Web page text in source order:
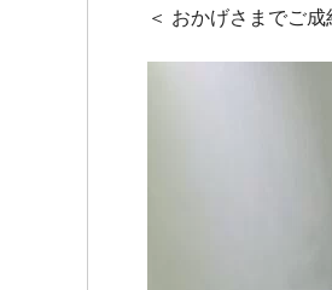
＜ おかげさまでご